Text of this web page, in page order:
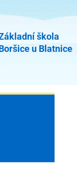
škola
u Blatnice